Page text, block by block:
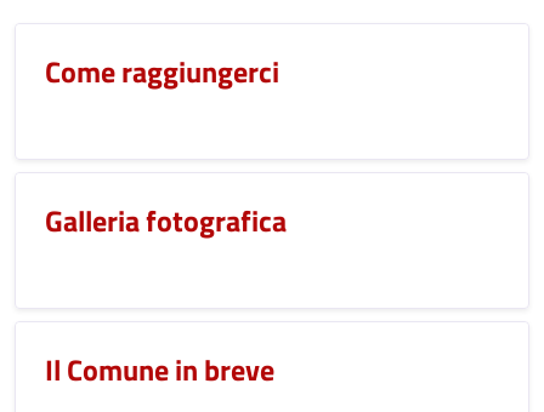
Come raggiungerci
Galleria fotografica
Il Comune in breve